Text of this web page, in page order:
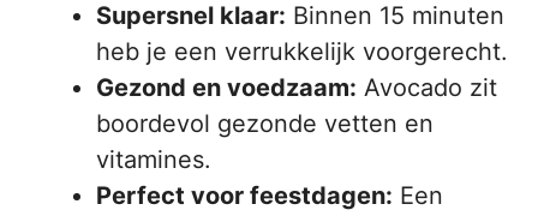
Supersnel klaar: Binnen 15 minuten
heb je een verrukkelijk voorgerecht.
Gezond en voedzaam: Avocado zit
boordevol gezonde vetten en
vitamines.
Perfect voor feestdagen: Een